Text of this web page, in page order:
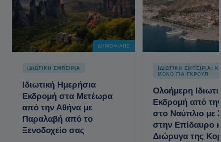
ΔΗΜΟΦΙΛΉΣ
ΙΔΙΩΤΙΚΗ ΕΜΠΕΙΡΙΑ
Ιδιωτική Ημερήσια
Εκδρομή στα Μετέωρα
από την Αθήνα με
Παραλαβή από το
Ξενοδοχείο σας
ΙΔΙΩΤΙΚΗ ΕΜΠΕΙΡΙΑ:
ΜΟΝΟ ΓΙΑ ΓΚΡΟΥΠ
Ολοήμερη
Εκδρομή από
στο Ναύπλιο με
στην Επίδαυρο
Διώρυγα της